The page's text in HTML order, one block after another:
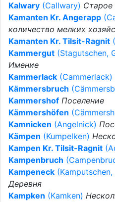
Kalwary (Callwary) Старое
Kamanten Kr. Angerapp
количество мелких
Kamanten Kr. Tilsit-Ragnit
Kammergut (Stagutschen,
Имение
Kammerlack (Cammerlack)
Kämmersbruch
Kammershof Поселение
Kämmershöfen
Kamnicken (Angelnick)
Kämpen (Kumpelken)
Kampen Kr. Tilsit-Ragnit
Kampenbruch
Kampeneck
Деревня
Kampken (Kamken)